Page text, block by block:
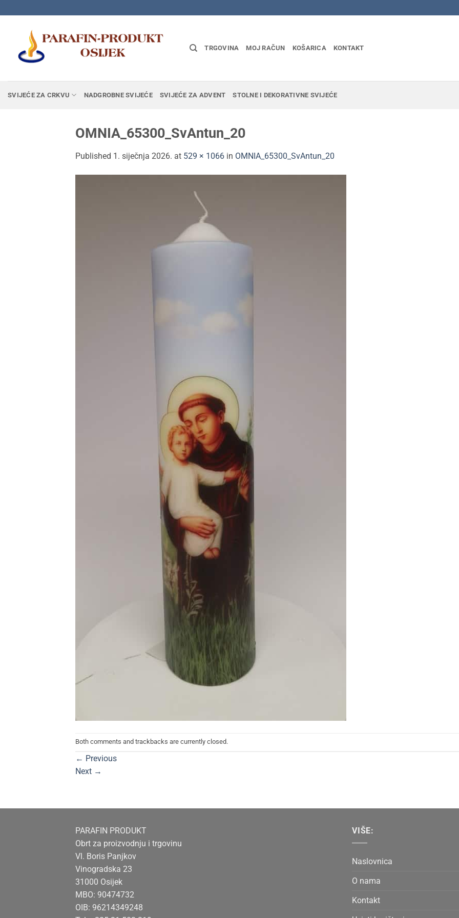
to
TRGOVINA MOJ RAČUN KOŠARICA KONTAKT
SVIJEĆE ZA CRKVU NADGROBNE SVIJEĆE SVIJEĆE ZA ADVENT STOLNE I DEKORATIVNE SVIJEĆE
OMNIA_65300_SvAntun_20
Published 1. siječnja 2026. at 529 × 1066 in OMNIA_65300_SvAntun_20
Both comments and trackbacks are currently closed.
← Previous
Next →
PARAFIN PRODUKT
Obrt za proizvodnju i trgovinu
Vl. Boris Panjkov
Vinogradska 23
31000 Osijek
MBO: 90474732
OIB: 96214349248
VIŠE:
Naslovnica
O nama
Kontakt